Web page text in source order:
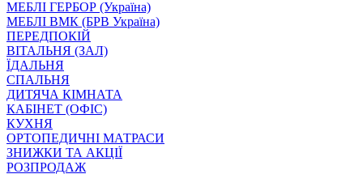
МЕБЛІ ГЕРБОР (Україна)
МЕБЛІ ВМК (БРВ Україна)
ПЕРЕДПОКІЙ
ВІТАЛЬНЯ (ЗАЛ)
ЇДАЛЬНЯ
СПАЛЬНЯ
ДИТЯЧА КІМНАТА
КАБІНЕТ (ОФІС)
КУХНЯ
ОРТОПЕДИЧНІ МАТРАСИ
ЗНИЖКИ ТА АКЦІЇ
РОЗПРОДАЖ